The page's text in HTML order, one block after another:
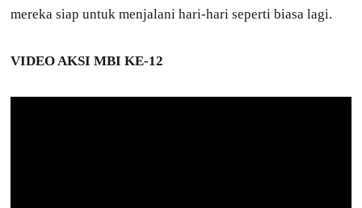
mereka siap untuk menjalani hari-hari seperti biasa lagi.
VIDEO AKSI MBI KE-12